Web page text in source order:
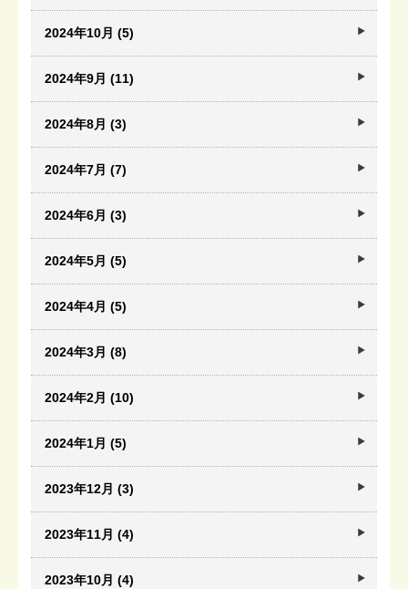
2024年10月 (5)
2024年9月 (11)
2024年8月 (3)
2024年7月 (7)
2024年6月 (3)
2024年5月 (5)
2024年4月 (5)
2024年3月 (8)
2024年2月 (10)
2024年1月 (5)
2023年12月 (3)
2023年11月 (4)
2023年10月 (4)